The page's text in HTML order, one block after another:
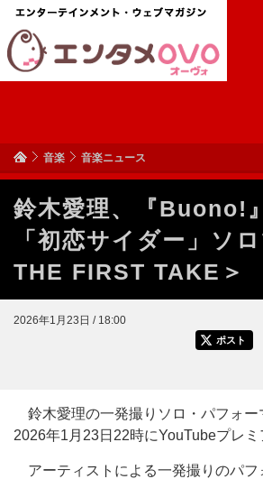
音楽 音楽ニュース
鈴木愛理、『Buono!
「初恋サイダー」ソ
THE FIRST TAKE＞
2026年1月23日 / 18:00
ポスト
鈴木愛理の一発撮りソロ・パフォー
2026年1月23日22時にYouTubeプレミ
アーティストによる一発撮りのパフ